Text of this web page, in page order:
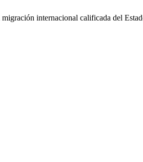
internacional calificada del